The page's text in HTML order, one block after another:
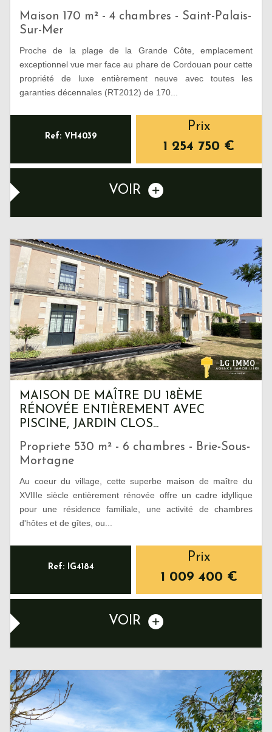
Maison 170 m² - 4 chambres - Saint-Palais-
Sur-Mer
Proche de la plage de la Grande Côte, emplacement
exceptionnel vue mer face au phare de Cordouan pour cette
propriété de luxe entièrement neuve avec toutes les
garanties décennales (RT2012) de 170...
Ref: VH4039
Prix
1 254 750 €
VOIR
MAISON DE MAÎTRE DU 18ÈME
RÉNOVÉE ENTIÈREMENT AVEC
PISCINE, JARDIN CLOS...
Propriete 530 m² - 6 chambres - Brie-Sous-
Mortagne
Au coeur du village, cette superbe maison de maître du
XVIIIe siècle entièrement rénovée offre un cadre idyllique
pour une résidence familiale, une activité de chambres
d'hôtes et de gîtes, ou...
Ref: IG4184
Prix
1 009 400 €
VOIR